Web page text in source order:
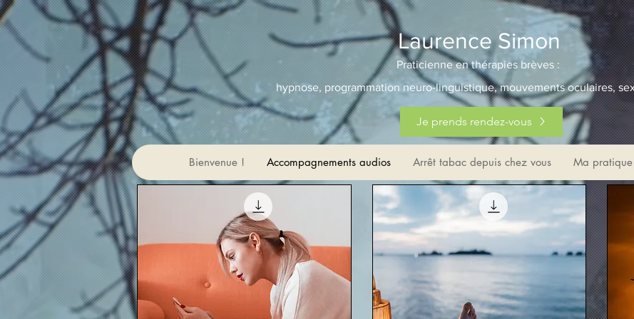
Laurence Simon
Praticienne en thérapies brèves :
hypnose, programmation neuro-linguistique, mouvements oculaires,
Je prends rendez-vous
Bienvenue ! Accompagnements audios Arrêt tabac depuis chez vous Ma pratique